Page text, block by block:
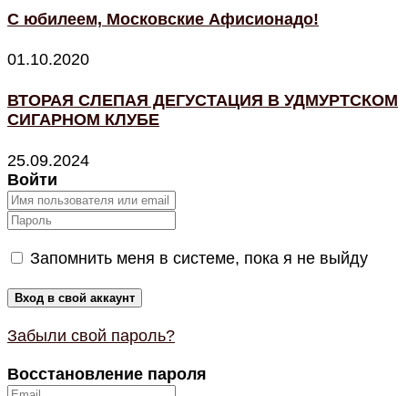
С юбилеем, Московские Афисионадо!
01.10.2020
ВТОРАЯ СЛЕПАЯ ДЕГУСТАЦИЯ В УДМУРТСКОМ
СИГАРНОМ КЛУБЕ
25.09.2024
Войти
Запомнить меня в системе, пока я не выйду
Забыли свой пароль?
Восстановление пароля